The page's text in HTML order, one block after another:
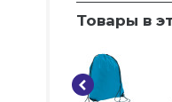
Товары в